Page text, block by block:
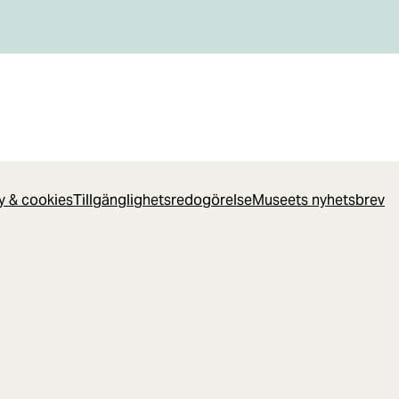
& cookiesTillgänglighetsredogörelseMuseets nyhetsbrev